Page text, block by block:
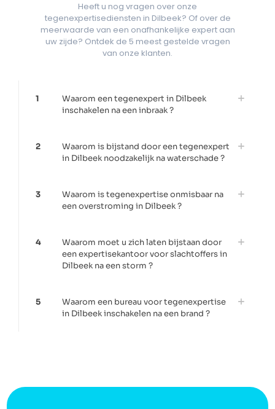
Heeft u nog vragen over onze
tegenexpertisediensten in Dilbeek? Of over de
meerwaarde van een onafhankelijke expert aan
uw zijde? Ontdek de 5 meest gestelde vragen
van onze klanten.
1
Waarom een tegenexpert in Dilbeek
inschakelen na een inbraak ?
2
Waarom is bijstand door een tegenexpert
in Dilbeek noodzakelijk na waterschade ?
3
Waarom is tegenexpertise onmisbaar na
een overstroming in Dilbeek ?
4
Waarom moet u zich laten bijstaan door
een expertisekantoor voor slachtoffers in
Dilbeek na een storm ?
5
Waarom een bureau voor tegenexpertise
in Dilbeek inschakelen na een brand ?